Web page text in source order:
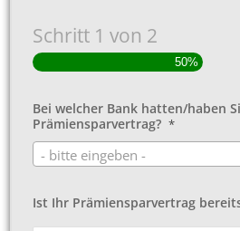
Schritt 1 von 2
50%
Bei welcher Bank hatten/haben
Prämiensparvertrag? *
- bitte eingeben -
Ist Ihr Prämiensparvertrag